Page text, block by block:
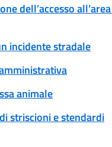
dell’accesso
incidente stradale
animale
striscioni e stendardi